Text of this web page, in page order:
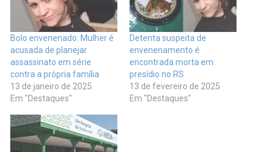
Bolo envenenado: Mulher é
acusada de planejar
assassinato em série
contra a própria família
13 de janeiro de 2025
Em "Destaques"
Detenta suspeita de
envenenamento é
encontrada morta em
presídio no RS
13 de fevereiro de 2025
Em "Destaques"